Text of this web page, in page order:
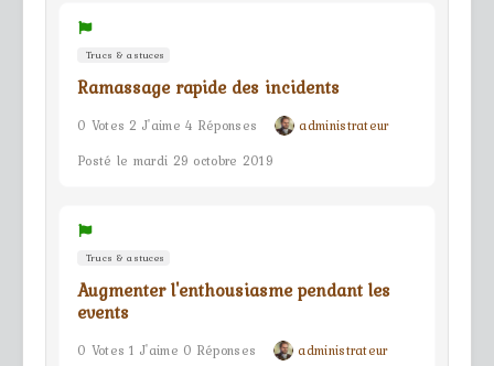
Trucs & astuces
Ramassage rapide des incidents
0 Votes 2 J'aime 4 Réponses
administrateur
Posté le mardi 29 octobre 2019
Trucs & astuces
Augmenter l'enthousiasme pendant les
events
0 Votes 1 J'aime 0 Réponses
administrateur